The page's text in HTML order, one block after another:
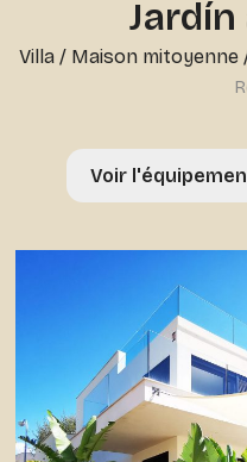
Villa / Maison mitoyenne
Voir